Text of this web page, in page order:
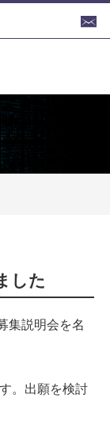
した
集説明会を名
。出願を検討